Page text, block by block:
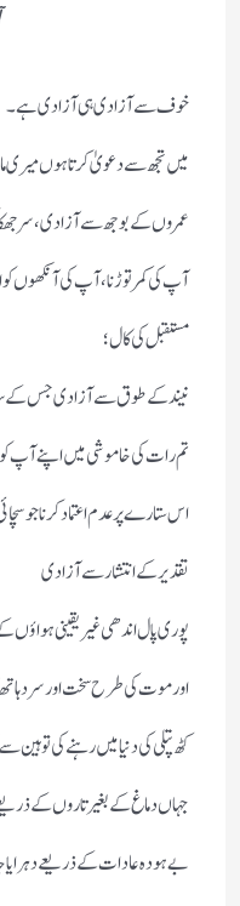
خوف سے آزادی ہی آزادی ہے۔
میں تجھ سے دعویٰ کرتا ہوں میری
عمروں کے بوجھ سے آزادی، سر
آپ کی کمر توڑنا، آپ کی آنکھوں
مستقبل کی کال؛
نیند کے طوق سے آزادی جس کے
تم رات کی خاموشی میں اپنے آپ
اس ستارے پر عدم اعتماد کرنا جو
تقدیر کے انتشار سے آزادی
پوری پال اندھی غیر یقینی
اور موت کی طرح سخت اور سرد ہاتھ
کٹھ پتلی کی دنیا میں رہنے کی
جہاں دماغ کے بغیر تاروں کے
بے ہودہ عادات کے ذریعے دہرایا